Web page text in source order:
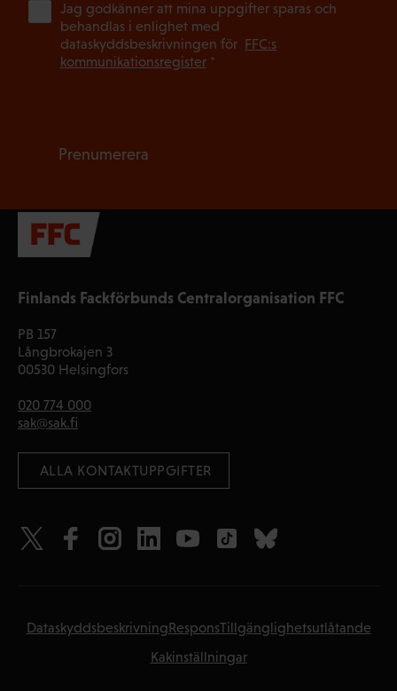
Finlands Fackförbunds Centralorganisation FFC
PB 157
Långbrokajen 3
00530 Helsingfors
020 774 000
sak@sak.fi
ALLA KONTAKTUPPGIFTER
Jag godkänner att mina uppgifter sparas och
behandlas i enlighet med
dataskyddsbeskrivningen för FFC:s
kommunikationsregister*
Prenumerera
DataskyddsbeskrivningResponsTillgänglighetsutlåtande
Kakinställningar